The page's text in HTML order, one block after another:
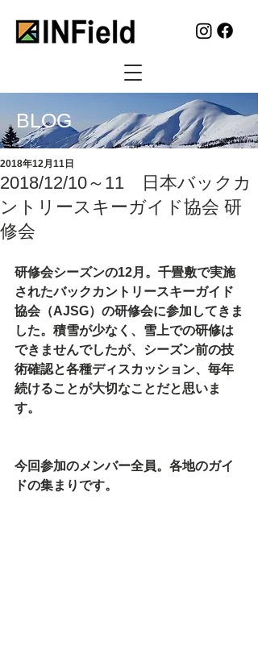
BLOG
2018/12/10～11 日本バックカ
ントリースキーガイド協会 研
修会
2018年12月11日
研修会シーズンの12月。千畳敷で実施
されたバックカントリースキーガイド
協会（AJSG）の研修会に参加してきま
した。積雪が少なく、雪上での研修は
できませんでしたが、シーズン前の技
術確認と各種ディスカッション、毎年
続けることが大切なことだと思いま
す。
今回参加のメンバー全員。各地のガイ
ドの集まりです。